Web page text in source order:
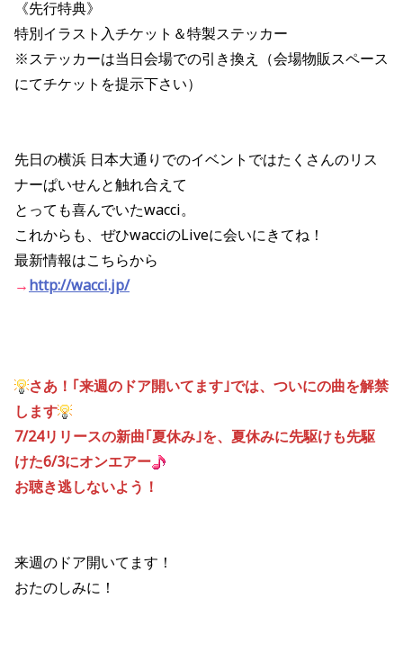
《先行特典》
特別イラスト入チケット＆特製ステッカー
※ステッカーは当日会場での引き換え（会場物販スペース
にてチケットを提示下さい）
先日の横浜 日本大通りでのイベントではたくさんのリス
ナーぱいせんと触れ合えて
とっても喜んでいたwacci。
これからも、ぜひwacciのLiveに会いにきてね！
最新情報はこちらから
→http://wacci.jp/
さあ！｢来週のドア開いてます｣では、ついにの曲を解禁
します
7/24リリースの新曲｢夏休み｣を、夏休みに先駆けも先駆
けた6/3にオンエアー
お聴き逃しないよう！
来週のドア開いてます！
おたのしみに！